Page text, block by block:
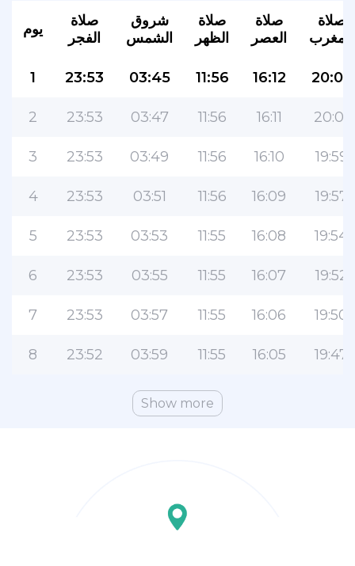
يوم
صلاة
الفجر
شروق
الشمس
صلاة
الظهر
صلاة
العصر
صلاة
المغرب
1 23:53 03:45 11:56 16:12 20:03
2 23:53 03:47 11:56 16:11 20:01
3 23:53 03:49 11:56 16:10 19:59
4 23:53 03:51 11:56 16:09 19:57
5 23:53 03:53 11:55 16:08 19:54
6 23:53 03:55 11:55 16:07 19:52
7 23:53 03:57 11:55 16:06 19:50
8 23:52 03:59 11:55 16:05 19:47
Show more